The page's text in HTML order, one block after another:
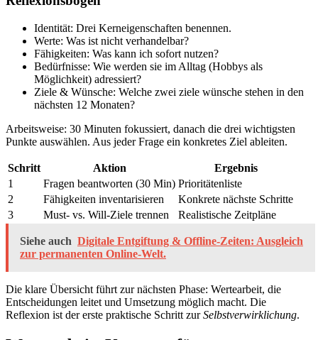
Identität: Drei Kerneigenschaften benennen.
Werte: Was ist nicht verhandelbar?
Fähigkeiten: Was kann ich sofort nutzen?
Bedürfnisse: Wie werden sie im Alltag (Hobbys als
Möglichkeit) adressiert?
Ziele & Wünsche: Welche zwei ziele wünsche stehen in den
nächsten 12 Monaten?
Arbeitsweise: 30 Minuten fokussiert, danach die drei wichtigsten
Punkte auswählen. Aus jeder Frage ein konkretes Ziel ableiten.
Schritt Aktion
Ergebnis
1
Fragen beantworten (30 Min) Prioritätenliste
2
Fähigkeiten inventarisieren
Konkrete nächste Schritte
3
Must- vs. Will-Ziele trennen Realistische Zeitpläne
Siehe auch Digitale Entgiftung & Offline-Zeiten: Ausgleich
zur permanenten Online-Welt.
Die klare Übersicht führt zur nächsten Phase: Wertearbeit, die
Entscheidungen leitet und Umsetzung möglich macht. Die
Reflexion ist der erste praktische Schritt zurSelbstverwirklichung.